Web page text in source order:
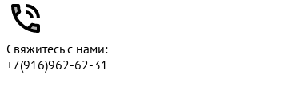
Свяжитесь с нами:
+7(916)962-62-31